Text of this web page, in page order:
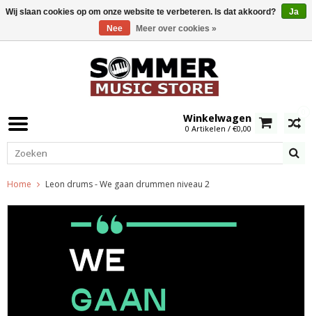
Winkelwagen
0 Artikelen / €0,00
Home Leon drums - We gaan drummen niveau 2
Wij slaan cookies op om onze website te verbeteren. Is dat akkoord?
Ja
Nee
Meer over cookies »